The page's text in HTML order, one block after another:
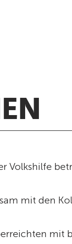
Volkshilfe
mit den
mit